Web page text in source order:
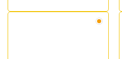
thép CRV